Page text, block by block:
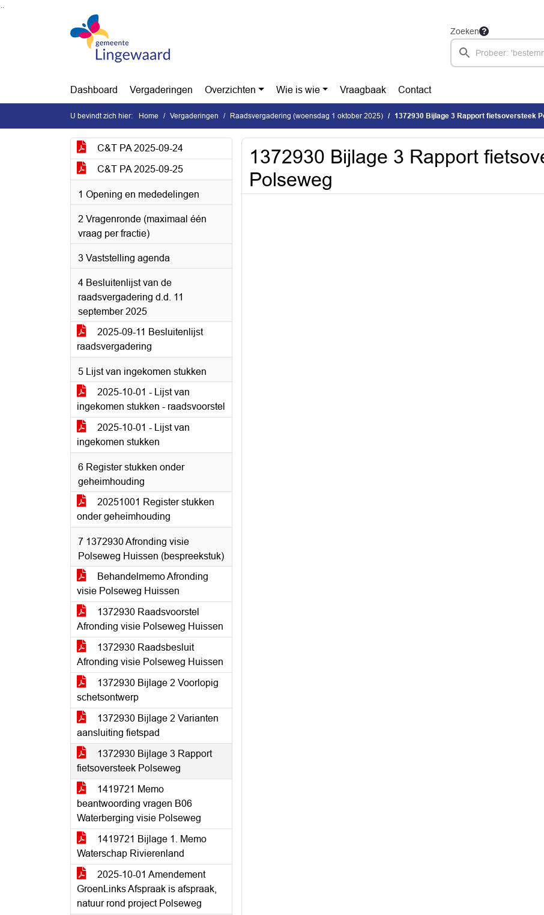
Ga naar de inhoud van deze pagina
Zoeken
Dashboard Vergaderingen Overzichten Wie is wie Vraagbaak Contact
U bevindt zich hier: Home Vergaderingen Raadsvergadering (woensdag 1 oktober 2025) 1372930 Bijlage 3 Rapport fietsoversteek
C&T PA 2025-09-24
C&T PA 2025-09-25
1 Opening en mededelingen
2 Vragenronde (maximaal één
vraag per fractie)
3 Vaststelling agenda
4 Besluitenlijst van de
raadsvergadering d.d. 11
september 2025
2025-09-11 Besluitenlijst
raadsvergadering
5 Lijst van ingekomen stukken
2025-10-01 - Lijst van
ingekomen stukken - raadsvoorstel
2025-10-01 - Lijst van
ingekomen stukken
6 Register stukken onder
geheimhouding
20251001 Register stukken
onder geheimhouding
7 1372930 Afronding visie
Polseweg Huissen (bespreekstuk)
Behandelmemo Afronding
visie Polseweg Huissen
1372930 Raadsvoorstel
Afronding visie Polseweg Huissen
1372930 Raadsbesluit
Afronding visie Polseweg Huissen
1372930 Bijlage 2 Voorlopig
schetsontwerp
1372930 Bijlage 2 Varianten
aansluiting fietspad
1372930 Bijlage 3 Rapport
fietsoversteek Polseweg
1419721 Memo
beantwoording vragen B06
Waterberging visie Polseweg
1419721 Bijlage 1. Memo
Waterschap Rivierenland
2025-10-01 Amendement
GroenLinks Afspraak is afspraak,
natuur rond project Polseweg
1372930 Bijlage 3 Rapport
Polseweg